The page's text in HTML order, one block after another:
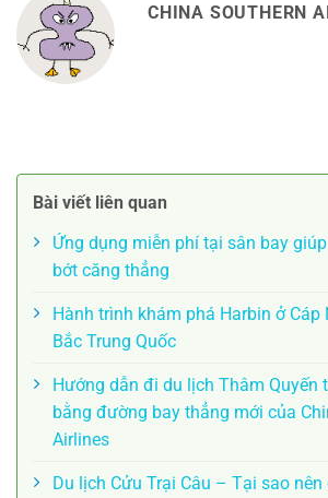
CHINA SOUTHERN
Bài viết liên quan
Ứng dụng miễn phí tại sân bay
bớt căng thẳng
Hành trình khám phá Harbin ở Cáp
Bắc Trung Quốc
Hướng dẫn đi du lịch Thâm Quyến
bằng đường bay thẳng mới của
Airlines
Du lịch Cửu Trại Câu – Tại sao